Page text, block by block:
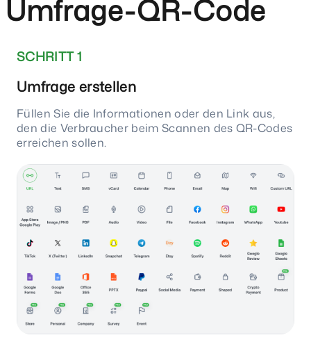
Umfrage-QR-Code
SCHRITT 1
Umfrage erstellen
Füllen Sie die Informationen oder den Link aus,
den die Verbraucher beim Scannen des QR-Codes
erreichen sollen.